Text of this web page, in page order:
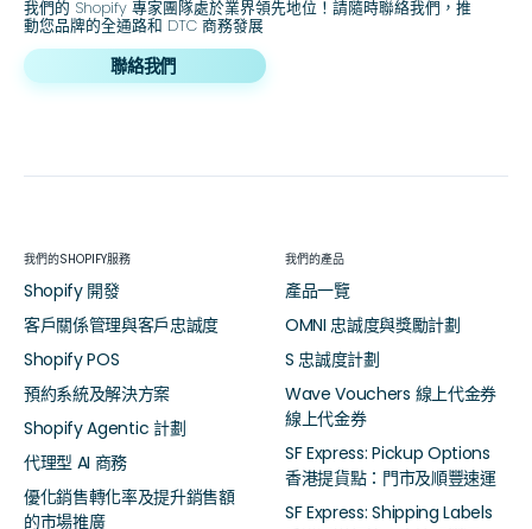
我們的 Shopify 專家團隊處於業界領先地位！請隨時聯絡我們，推
動您品牌的全通路和 DTC 商務發展
聯絡我們
我們的SHOPIFY服務
Shopify 開發
客戶關係管理與客戶忠誠度
Shopify POS
預約系統及解決方案
Shopify Agentic 計劃
代理型 AI 商務
優化銷售轉化率及提升銷售額
的市場推廣
我們的產品
產品一覽
OMNI 忠誠度與獎勵計劃
S 忠誠度計劃
Wave Vouchers 線上代金券
線上代金券
SF Express: Pickup Options
香港提貨點：門市及順豐速運
SF Express: Shipping Labels